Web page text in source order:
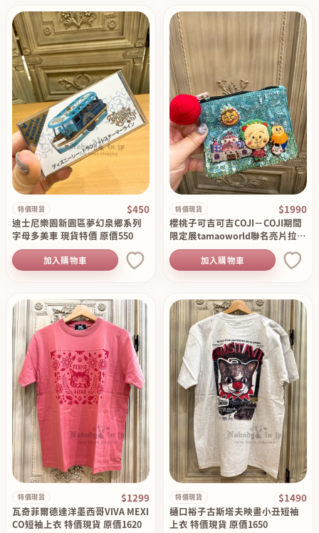
特價現貨 $450
迪士尼樂園新園區夢幻泉鄉系列
字母多美車 現貨特價 原價550
加入購物車
特價現貨 $1990
櫻桃子可吉可吉COJI－COJI期間
限定展tamaoworld聯名亮片拉鍊
袋 特價現貨 原價2390
加入購物車
特價現貨 $1299
瓦奇菲爾德達洋墨西哥VIVA MEXI
CO短袖上衣 特價現貨 原價1620
特價現貨 $1490
樋口裕子古斯塔夫映畫小丑短袖
上衣 特價現貨 原價1650